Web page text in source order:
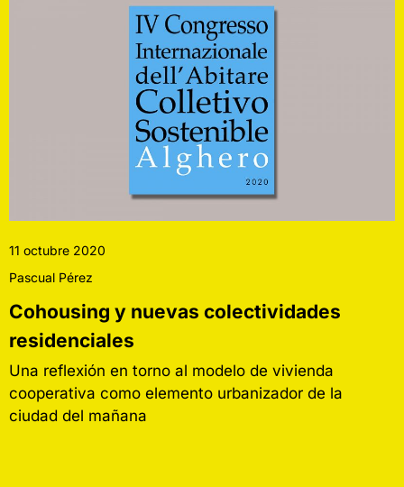
11 octubre 2020
Pascual Pérez
Cohousing y nuevas colectividades
residenciales
Una reflexión en torno al modelo de vivienda
cooperativa como elemento urbanizador de la
ciudad del mañana